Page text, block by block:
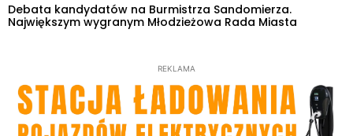
Debata kandydatów na Burmistrza Sandomierza.
Największym wygranym Młodzieżowa Rada Miasta
REKLAMA